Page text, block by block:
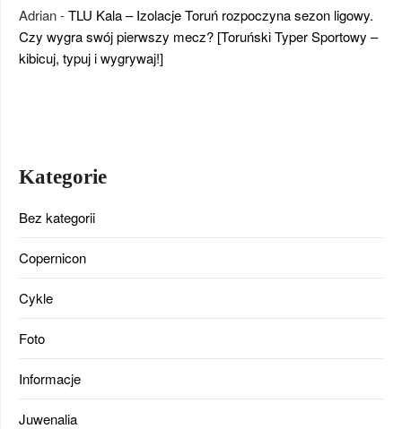
Adrian-TLU Kala – Izolacje Toruń rozpoczyna sezon ligowy.
Czy wygra swój pierwszy mecz? [Toruński Typer Sportowy –
kibicuj, typuj i wygrywaj!]
Kategorie
Bez kategorii
Copernicon
Cykle
Foto
Informacje
Juwenalia